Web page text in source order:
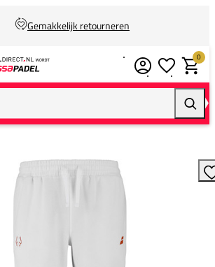
Gemakkelijk retourneren
0